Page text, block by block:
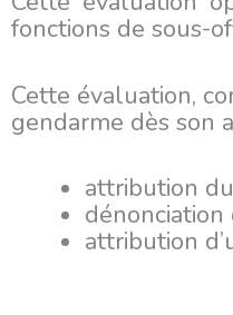
fonctions de sous-
Cette évaluation,
gendarme dès son
attribution
attribution